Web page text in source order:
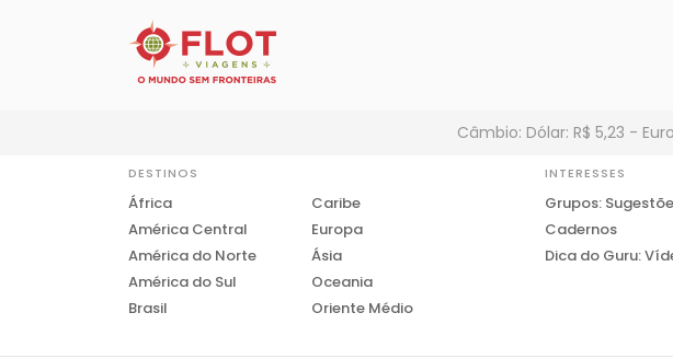
Câmbio: Dólar: R$ 5,23 -
DESTINOS
África
América Central
América do Norte
América do Sul
Brasil
Caribe
Europa
Ásia
Oceania
Oriente Médio
INTERESSES
Grupos:
Cadernos
Dica do Guru: